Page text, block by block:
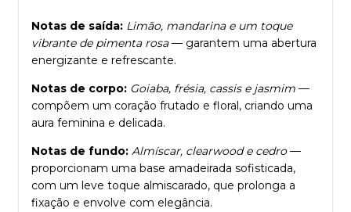
Notas de saída: Limão, mandarina e um toque
vibrante de pimenta rosa— garantem uma abertura
energizante e refrescante.
Notas de corpo: Goiaba, frésia, cassis e jasmim —
compõem um coração frutado e floral, criando uma
aura feminina e delicada.
Notas de fundo: Almíscar, clearwood e cedro—
proporcionam uma base amadeirada sofisticada,
com um leve toque almiscarado, que prolonga a
fixação e envolve com elegância.